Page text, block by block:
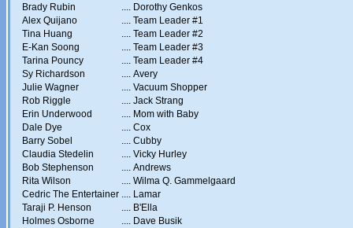
Brady Rubin
.... Dorothy Genkos
Alex Quijano
.... Team Leader #1
Tina Huang
.... Team Leader #2
E-Kan Soong
.... Team Leader #3
Tarina Pouncy
.... Team Leader #4
Sy Richardson
.... Avery
Julie Wagner
.... Vacuum Shopper
Rob Riggle
.... Jack Strang
Erin Underwood
.... Mom with Baby
Dale Dye
.... Cox
Barry Sobel
.... Cubby
Claudia Stedelin
.... Vicky Hurley
Bob Stephenson
.... Andrews
Rita Wilson
.... Wilma Q. Gammelgaard
Cedric The Entertainer .... Lamar
Taraji P. Henson
.... B'Ella
Holmes Osborne
.... Dave Busik